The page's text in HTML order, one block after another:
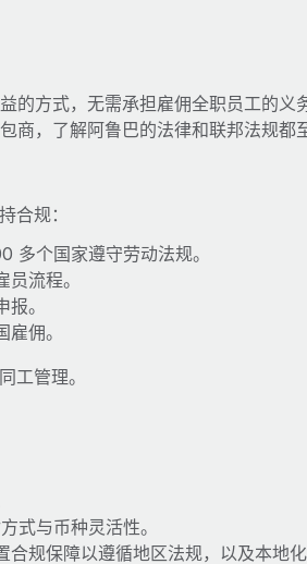
的方式，无需承担雇佣全职员工的义
，了解阿鲁巴的法律和联邦法规都
合规：
多个国家遵守劳动法规。
流程。
。
佣。
工管理。
式与币种灵活性。
规保障以遵循地区法规，以及本地化